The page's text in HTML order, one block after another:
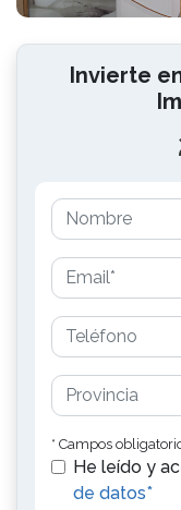
Invierte
* Campos
He leído y
de datos*